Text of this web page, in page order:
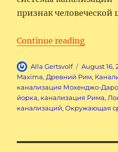
признак
Continue reading
Author
Alla Gertsvolf
Posted
on
August 16,
Maxima, Древний Рим,
канализация Мохенджо-Даро
йорка, канализация Рима,
канализаций,Окружающая